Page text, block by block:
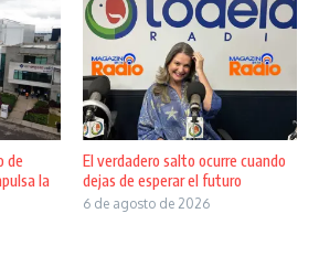
de
la
El verdadero salto ocurre cuando
dejas de esperar el futuro
6 de agosto de 2026